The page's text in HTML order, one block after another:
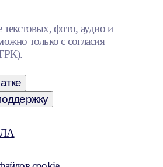
фото, аудио и
только с согласия